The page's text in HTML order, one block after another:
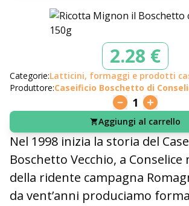
2.28 €
Categorie:Latticini, formaggi e prodotti
Produttore:Caseificio Boschetto di
1
Aggiungi al carrello
Nel 1998 inizia la storia del
Boschetto Vecchio, a Conselice
della ridente campagna
da vent’anni produciamo